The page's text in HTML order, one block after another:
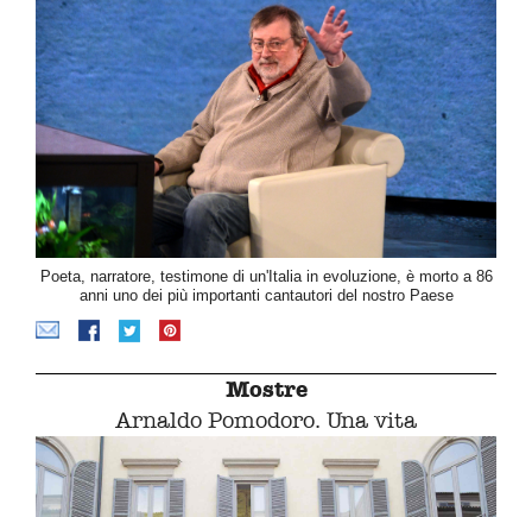
Poeta, narratore, testimone di un'Italia in evoluzione, è morto a 86
anni uno dei più importanti cantautori del nostro Paese
Mostre
Arnaldo Pomodoro. Una vita